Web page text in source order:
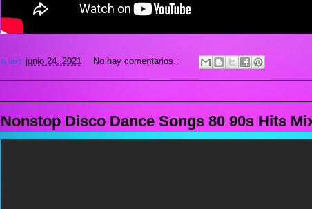
a la/s junio 24, 2021 No hay comentarios.:
Nonstop Disco Dance Songs 80 90s Hits